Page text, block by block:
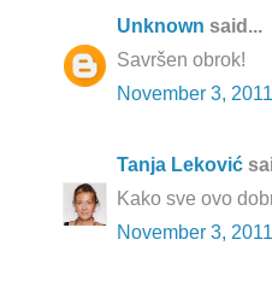
Unknown said...
Savršen obrok!
November 3,
Tanja Leković
Kako sve ovo
November 3,